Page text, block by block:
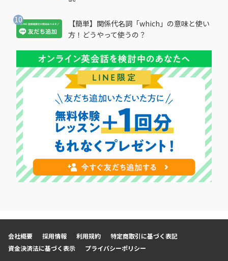
【簡単】関係代名詞「which」の意味と使い
方！どうやって使うの？
会社概要 採用情報 利用規約
特定商取引に基づく表記
資金決済法に基づく表示
プライバシーポリシー